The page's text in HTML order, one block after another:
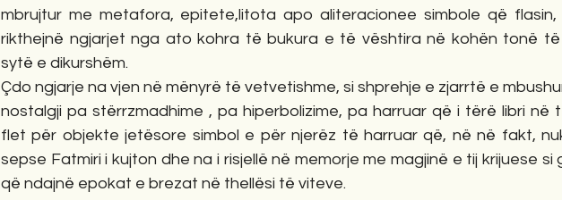
mbrujtur me metafora, epitete,litota apo aliteracionee simbole që
rikthejnë ngjarjet nga ato kohra të bukura e të vështira në kohën tonë të
sytë e dikurshëm.
Çdo ngjarje na vjen në mënyrë të vetvetishme, si shprehje e zjarrtë e
nostalgji pa stërrzmadhime , pa hiperbolizime, pa harruar që i tërë libri në
flet për objekte jetësore simbol e për njerëz të harruar që, në në fakt,
sepse Fatmiri i kujton dhe na i risjellë në memorje me magjinë e tij krijuese si
që ndajnë epokat e brezat në thellësi të viteve.